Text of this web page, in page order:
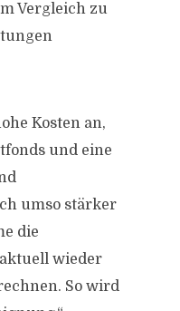
Vergleich zu
Kosten an,
und eine
umso stärker
die
wieder
So wird